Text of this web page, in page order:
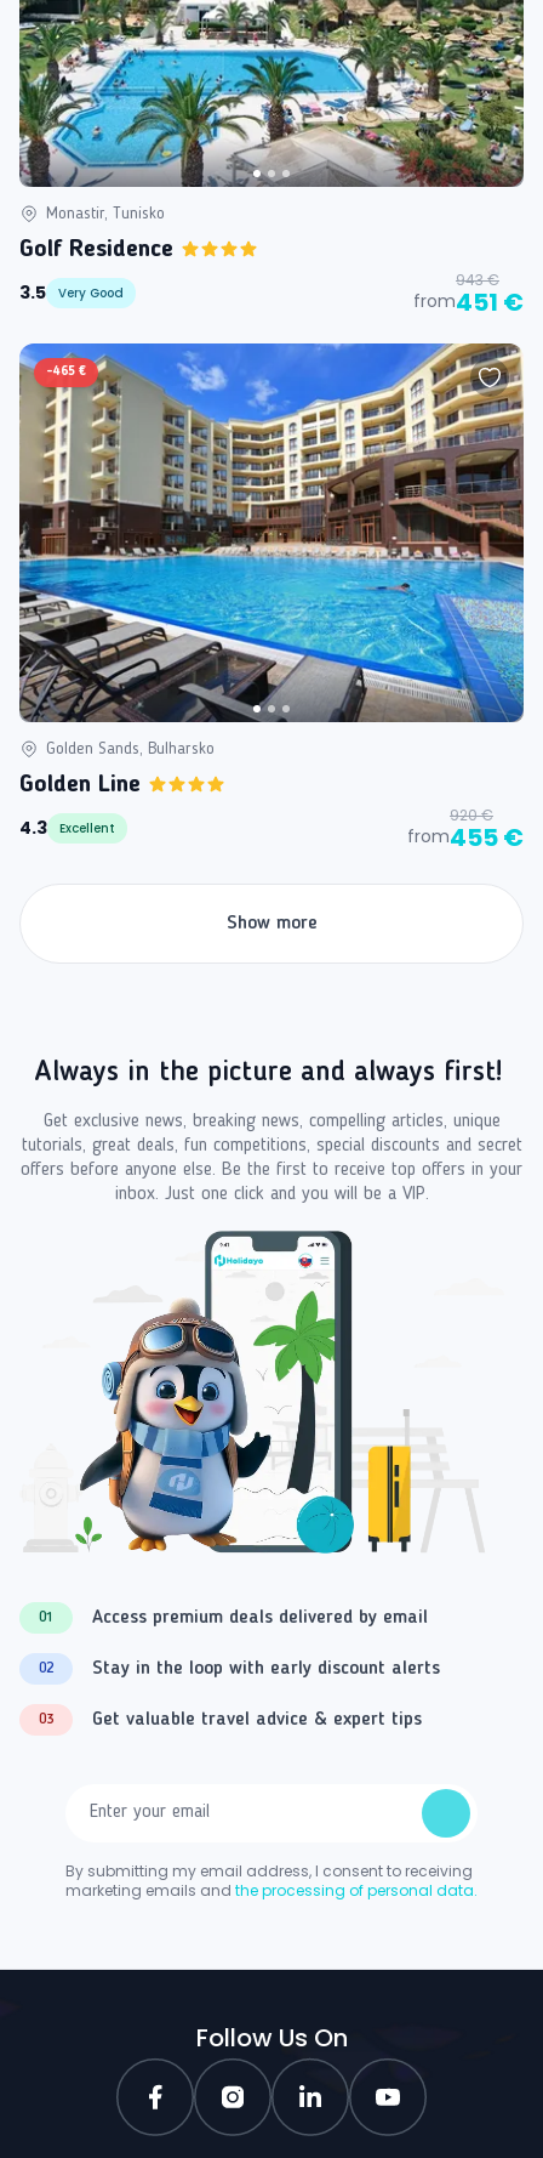
Monastir, Tunisko
Golf Residence
3.5
Very Good from
943 €
451 €
-465 €
Golden Sands, Bulharsko
Golden Line
4.3
Excellent from
920 €
455 €
Show more
Always in the picture and always first!
Get exclusive news, breaking news, compelling articles, unique
tutorials, great deals, fun competitions, special discounts and secret
offers before anyone else. Be the first to receive top offers in your
inbox. Just one click and you will be a VIP.
01 Access premium deals delivered by email
02 Stay in the loop with early discount alerts
03 Get valuable travel advice & expert tips
By submitting my email address, I consent to receiving
marketing emails and the processing of personal data.
Follow Us On